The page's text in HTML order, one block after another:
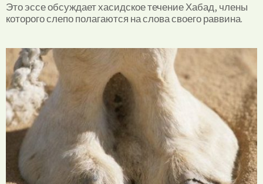
Это эссе обсуждает хасидское течение Хабад, члены
которого слепо полагаются на слова своего раввина.